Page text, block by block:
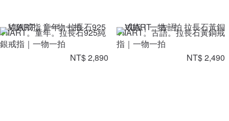
VIIART。童年。拉長石925純
銀戒指｜一物一拍
NT$ 2,890
VIIART。古語。拉長石黃銅戒
指｜一物一拍
NT$ 2,490